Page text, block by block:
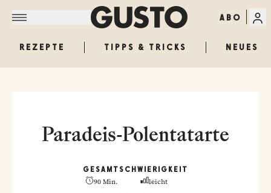
ABO
REZEPTE TIPPS & TRICKS NEUES
Paradeis-Polentatarte
GESAMT
90 Min.
SCHWIERIGKEIT
leicht